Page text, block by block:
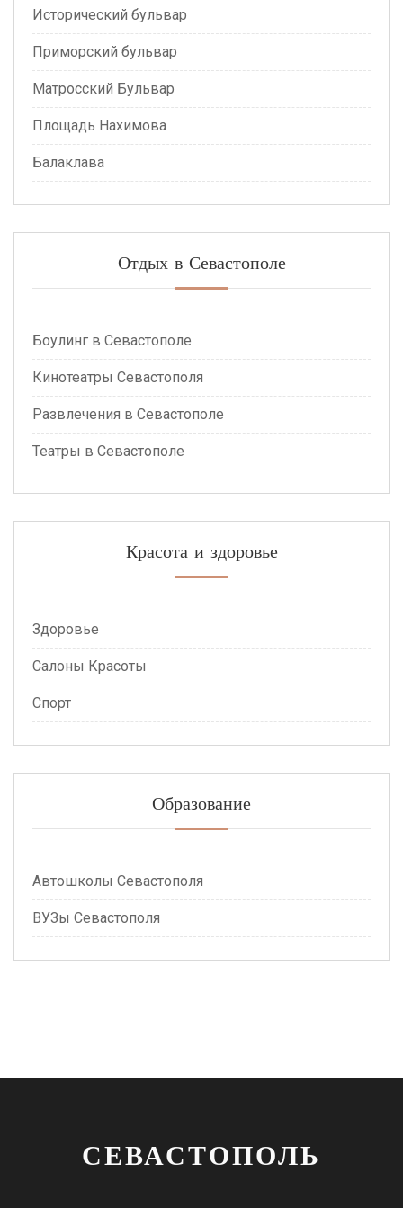
Исторический бульвар
Приморский бульвар
Матросский Бульвар
Площадь Нахимова
Балаклава
Отдых в Севастополе
Боулинг в Севастополе
Кинотеатры Севастополя
Развлечения в Севастополе
Театры в Севастополе
Красота и здоровье
Здоровье
Салоны Красоты
Спорт
Образование
Автошколы Севастополя
ВУЗы Севастополя
СЕВАСТОПОЛЬ